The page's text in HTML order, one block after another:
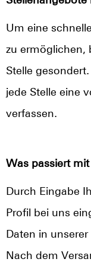
Um eine
zu ermöglichen,
Stelle
jede Stelle eine
verfassen.
Was passiert
Durch Eingabe
Profil bei uns
Daten in
Nach dem